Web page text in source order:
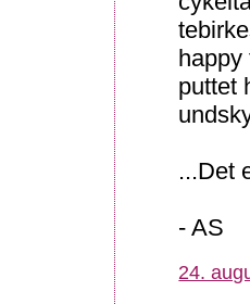
happy
puttet
...Det
- AS
24.